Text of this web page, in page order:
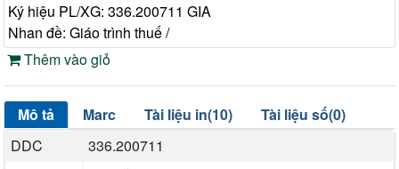
Ký hiệu PL/XG: 336.200711 GIA
Nhan đề: Giáo trình thuế /
Thêm vào giỏ
Mô tả Marc Tài liệu in(10)
Tài liệu số(0)
DDC
336.200711